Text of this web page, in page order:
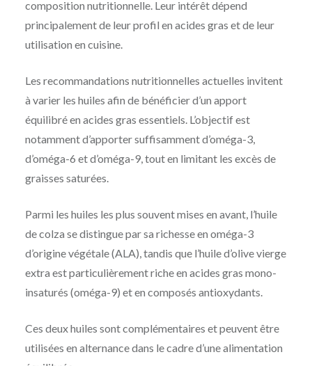
composition nutritionnelle. Leur intérêt dépend
principalement de leur profil en acides gras et de leur
utilisation en cuisine.
Les recommandations nutritionnelles actuelles invitent
à varier les huiles afin de bénéficier d’un apport
équilibré en acides gras essentiels. L’objectif est
notamment d’apporter suffisamment d’oméga-3,
d’oméga-6 et d’oméga-9, tout en limitant les excès de
graisses saturées.
Parmi les huiles les plus souvent mises en avant, l’huile
de colza se distingue par sa richesse en oméga-3
d’origine végétale (ALA), tandis que l’huile d’olive vierge
extra est particulièrement riche en acides gras mono-
insaturés (oméga-9) et en composés antioxydants.
Ces deux huiles sont complémentaires et peuvent être
utilisées en alternance dans le cadre d’une alimentation